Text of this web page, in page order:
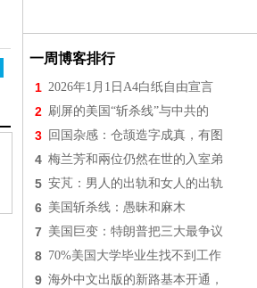
一周博客排行
1 2026年1月1日A4白纸自由宣言
2 刷屏的美国“斩杀线”与中共的
3 回国杂感：仓颉造字成真，有图
4 梅兰芳和兩位仍然在世的入室弟
5 安芃：男人的出轨和女人的出轨
6 美国斩杀线：愚昧和麻木
7 美国巨变：特朗普把三大最争议
8 70%美国大学毕业生找不到工作
9 海外中文出版的新路基本开通，